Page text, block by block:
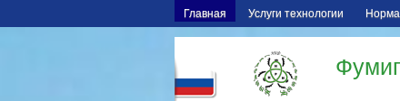
Главная Услуги технологии